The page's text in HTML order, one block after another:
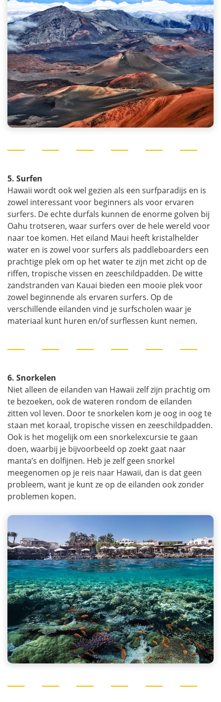
5. Surfen
Hawaii wordt ook wel gezien als een surfparadijs en is
zowel interessant voor beginners als voor ervaren
surfers. De echte durfals kunnen de enorme golven bij
Oahu trotseren, waar surfers over de hele wereld voor
naar toe komen. Het eiland Maui heeft kristalhelder
water en is zowel voor surfers als paddleboarders een
prachtige plek om op het water te zijn met zicht op de
riffen, tropische vissen en zeeschildpadden. De witte
zandstranden van Kauai bieden een mooie plek voor
zowel beginnende als ervaren surfers. Op de
verschillende eilanden vind je surfscholen waar je
materiaal kunt huren en/of surflessen kunt nemen.
6. Snorkelen
Niet alleen de eilanden van Hawaii zelf zijn prachtig om
te bezoeken, ook de wateren rondom de eilanden
zitten vol leven. Door te snorkelen kom je oog in oog te
staan met koraal, tropische vissen en zeeschildpadden.
Ook is het mogelijk om een snorkelexcursie te gaan
doen, waarbij je bijvoorbeeld op zoekt gaat naar
manta’s en dolfijnen. Heb je zelf geen snorkel
meegenomen op je reis naar Hawaii, dan is dat geen
probleem, want je kunt ze op de eilanden ook zonder
problemen kopen.